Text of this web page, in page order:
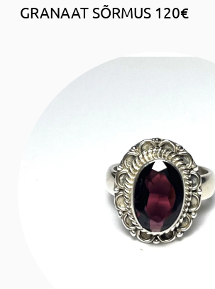
GRANAAT SÕRMUS 120€